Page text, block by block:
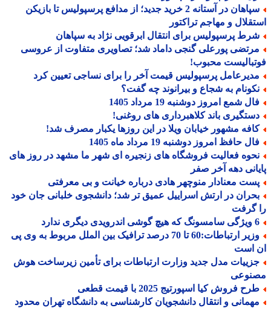
سپاهان در آستانه 2 خرید جدید؛ از مدافع پرسپولیس تا بازیکن
و مهاجم تراکتور
پرسپولیس برای انتقال ابرقویی نژاد به سپاهان
پورعلی گنجی داماد شد؛ تصاویری متفاوت از عروسی
محبوب!
پرسپولیس قیمت آخر را برای نساجی تعیین کرد
به شجاع و بیرانوند چه گفت؟
شمع امروز دوشنبه 19 مرداد 1405
باند کلاهبرداری های روغنی!
مشهور خیابان ویلا در این روزها یکبار مصرف شد!
حافظ امروز دوشنبه 19 مرداد ماه 1405
فعالیت فروشگاه های زنجیره ای شهر ما مشهد در روز های
دهه آخر صفر
معنادار منوچهر هادی درباره خیانت و بی معرفتی
در ارتش اسراییل عمیق تر شد؛ دانشجوی خلبانی جان خود
گرفت
وزیر ارتباطات:60 تا 70 درصد ترافیک بین الملل مربوط به وی پی
است
مدل جدید وزارت ارتباطات برای تأمین زیرساخت هوش
فروش کیا اسپورتیج 2025 با قیمت قطعی
و انتقال دانشجویان کارشناسی به دانشگاه تهران محدود